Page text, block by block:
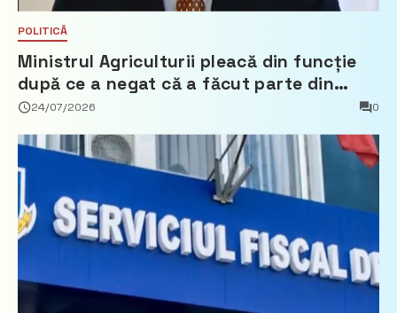
POLITICĂ
Ministrul Agriculturii pleacă din funcție
după ce a negat că a făcut parte din
Partidul Democrat
24/07/2026 0